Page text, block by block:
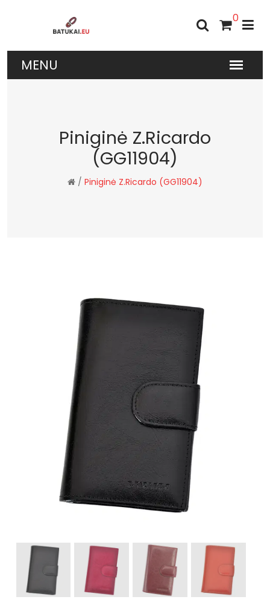
0
Piniginė Z.Ricardo
(GG11904)
/ Piniginė Z.Ricardo (GG11904)